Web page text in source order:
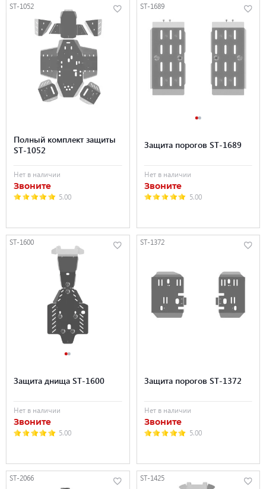
ST-1052
Полный комплект защиты
ST-1052
Нет в наличии
Звоните
5.00
ST-1689
Защита порогов ST-1689
Нет в наличии
Звоните
5.00
ST-1600
Защита днища ST-1600
Нет в наличии
Звоните
5.00
ST-1372
Защита порогов ST-1372
Нет в наличии
Звоните
5.00
ST-2066 ST-1425